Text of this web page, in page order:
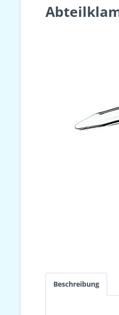
Beschreibung